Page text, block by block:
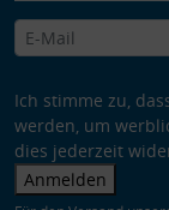
Ich stimme zu,
werden, um
dies jederzeit
Anmelden